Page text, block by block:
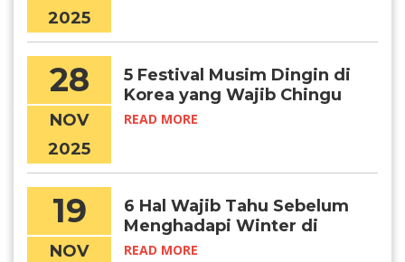
2025
28
NOV
2025
5 Festival Musim Dingin di
Korea yang Wajib Chingu
Kunjungi
READ MORE
19
NOV
6 Hal Wajib Tahu Sebelum
Menghadapi Winter di
Korea
READ MORE